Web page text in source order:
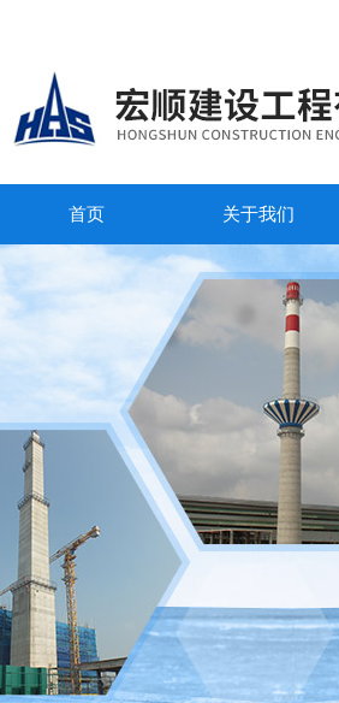
首页 关于我们